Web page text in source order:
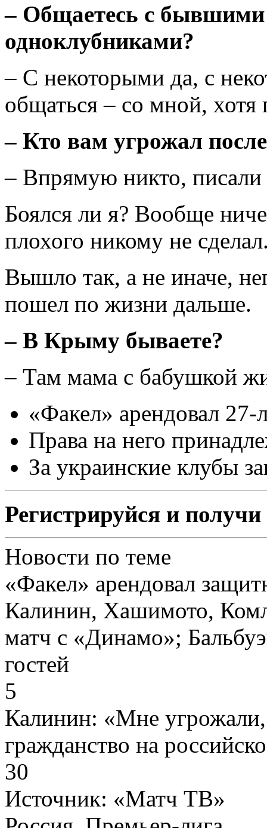
– Общаетесь с
одноклубниками?
– С некоторыми да, с
общаться – со мной, хотя
– Кто вам угрожал
– Впрямую никто, писали
Боялся ли я? Вообще
плохого никому не
Вышло так, а не иначе,
пошел по жизни дальше.
– В Крыму бываете?
– Там мама с бабушкой
«Факел» арендовал 27-
Права на него
За украинские клубы
Регистрируйся и
Новости по теме
«Факел» арендовал
Калинин, Хашимото,
матч с «Динамо»;
гостей
5
Калинин: «Мне угрожали,
гражданство на
30
Источник: «Матч ТВ»